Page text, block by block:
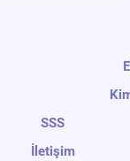
SSS
İletişim